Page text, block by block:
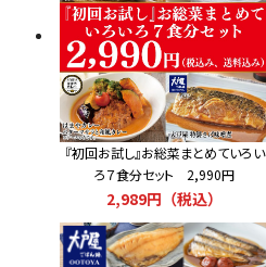
『初回お試し』お総菜まとめていろい
ろ７食分セット 2,990円
2,989円（税込）